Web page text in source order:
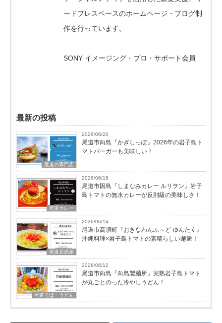
ードプレスベースのホームページ・ブログ制
作を行っています。
SONY イメージング・プロ・サポート会員
最新の投稿
尾道の専門店
2026/06/20
尾道市向島『かぎしっぽ』2026年の岩子島ト
マトバーガーも美味しい！
尾道カレー
2026/06/18
尾道市因島『しまなみカレー ルリヲン』岩子
島トマトの無水カレーが反則級の美味しさ！
尾道居酒屋
2026/06/14
尾道市高須町『おきなわんふ～ど ゆんたく』
沖縄料理×岩子島トマトの素晴らしい邂逅！
尾道そば・うどん
2026/06/12
尾道市向島『向島製麺所』完熟岩子島トマト
が丸ごとのった冷やしうどん！